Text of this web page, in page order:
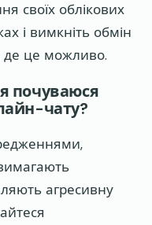
своїх облікових
і вимкніть обмін
це можливо.
почуваюся
чату?
агресивну